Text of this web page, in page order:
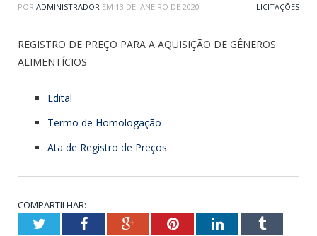
POR ADMINISTRADOR EM 13 DE JANEIRO DE 2020 LICITAÇÕES
REGISTRO DE PREÇO PARA A AQUISIÇÃO DE GÊNEROS
ALIMENTÍCIOS
Edital
Termo de Homologação
Ata de Registro de Preços
COMPARTILHAR:
TwitterFacebookGoogle+PinterestLinkedInTumblr